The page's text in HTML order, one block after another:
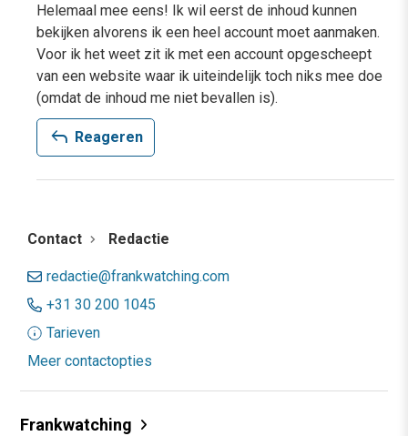
Helemaal mee eens! Ik wil eerst de inhoud kunnen
bekijken alvorens ik een heel account moet aanmaken.
Voor ik het weet zit ik met een account opgescheept
van een website waar ik uiteindelijk toch niks mee doe
(omdat de inhoud me niet bevallen is).
reply Reageren
Contact Redactie
redactie@frankwatching.com
+31 30 200 1045
Tarieven
Meer contactopties
Frankwatching